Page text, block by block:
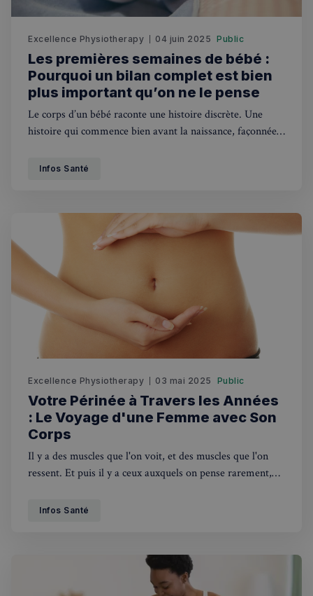
Excellence Physiotherapy 04 juin 2025 Public
Les premières semaines de bébé :
Pourquoi un bilan complet est bien
plus important qu’on ne le pense
Le corps d’un bébé raconte une histoire discrète. Une
histoire qui commence bien avant la naissance, façonnée
position qu’il a gardée pendant des semaines, puis le
Infos Santé
Excellence Physiotherapy 03 mai 2025 Public
Votre Périnée à Travers les Années
: Le Voyage d'une Femme avec Son
Corps
Il y a des muscles que l'on voit, et des muscles que l'on
ressent. Et puis il y a ceux auxquels on pense rarement,
normal
Infos Santé